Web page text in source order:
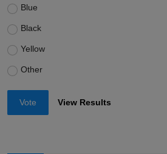
Blue
Black
Yellow
Other
Vote View Results